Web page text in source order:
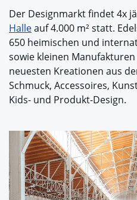
Der Designmarkt findet 4x
Halleauf 4.000 m² statt.
650 heimischen und
sowie kleinen
neuesten Kreationen aus
Schmuck, Accessoires,
Kids- und Produkt-Design.